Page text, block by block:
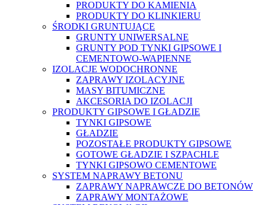
PRODUKTY DO KAMIENIA
PRODUKTY DO KLINKIERU
ŚRODKI GRUNTUJĄCE
GRUNTY UNIWERSALNE
GRUNTY POD TYNKI GIPSOWE I
CEMENTOWO-WAPIENNE
IZOLACJE WODOCHRONNE
ZAPRAWY IZOLACYJNE
MASY BITUMICZNE
AKCESORIA DO IZOLACJI
PRODUKTY GIPSOWE I GŁADZIE
TYNKI GIPSOWE
GŁADZIE
POZOSTAŁE PRODUKTY GIPSOWE
GOTOWE GŁADZIE I SZPACHLE
TYNKI GIPSOWO CEMENTOWE
SYSTEM NAPRAWY BETONU
ZAPRAWY NAPRAWCZE DO BETONÓW
ZAPRAWY MONTAŻOWE